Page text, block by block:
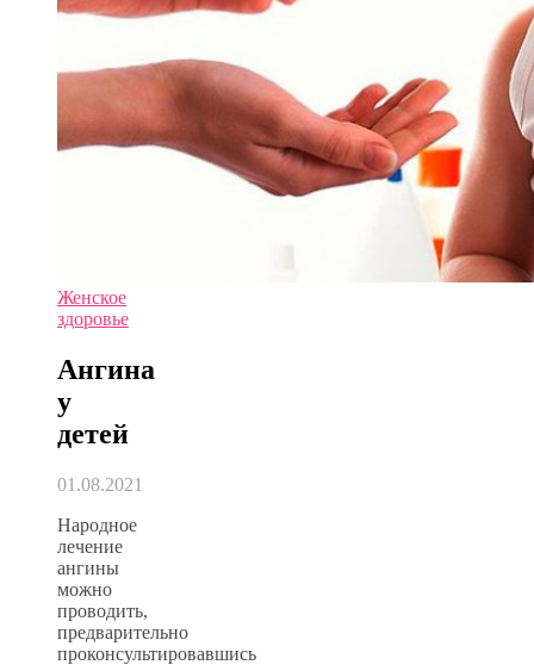
Женское
здоровье
Ангина
у
детей
01.08.2021
Народное
лечение
ангины
можно
проводить,
предварительно
проконсультировавшись